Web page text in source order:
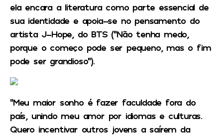
ela encara a literatura como parte essencial de
sua identidade e apoia-se no pensamento do
artista J-Hope, do BTS (“Não tenha medo,
porque o começo pode ser pequeno, mas o fim
pode ser grandioso”).
“Meu maior sonho é fazer faculdade fora do
país, unindo meu amor por idiomas e culturas.
Quero incentivar outros jovens a saírem da